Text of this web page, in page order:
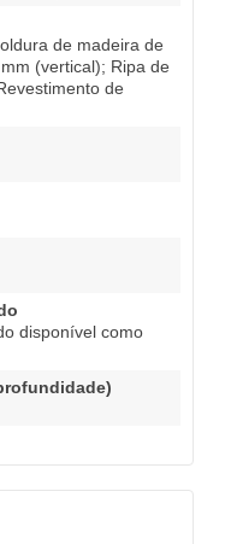
de madeira de
(vertical); Ripa de
de
disponível como